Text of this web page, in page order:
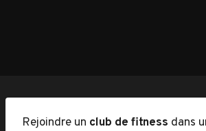
Rejoindre un club de fitness dans